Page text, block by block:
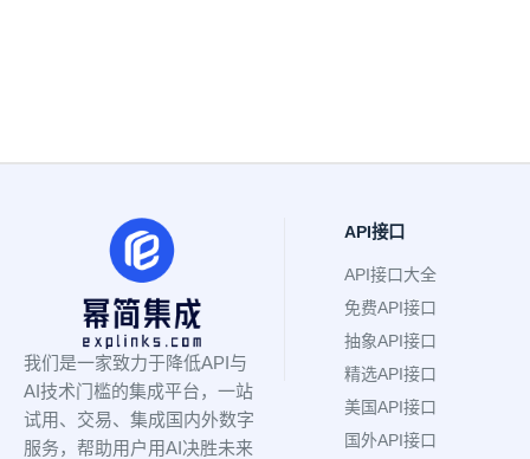
我们是一家致力于降低API与
AI技术门槛的集成平台，一站
试用、交易、集成国内外数字
服务，帮助用户用AI决胜未来
API接口
API接口大全
免费API接口
抽象API接口
精选API接口
美国API接口
国外API接口